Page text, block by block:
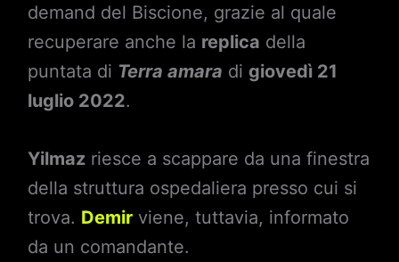
demand del Biscione, grazie al quale
recuperare anche la replica della
puntata di Terra amara di giovedì 21
luglio 2022.
Yilmazriesce a scappare da una finestra
della struttura ospedaliera presso cui si
trova. Demirviene, tuttavia, informato
da un comandante.